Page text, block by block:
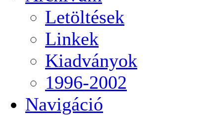
Letöltések
Linkek
Kiadványok
1996-2002
Navigáció